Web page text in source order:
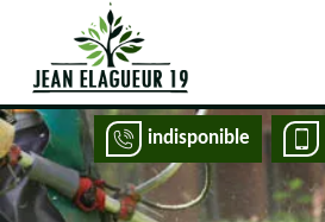
indisponible